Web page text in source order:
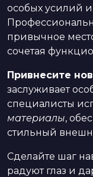
особых усилий
привычное
сочетая
Привнесите
заслуживает
специалисты
материалы,
стильный
Сделайте шаг
радуют глаз и